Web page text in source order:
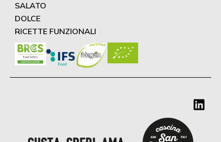
SALATO
DOLCE
RICETTE FUNZIONALI